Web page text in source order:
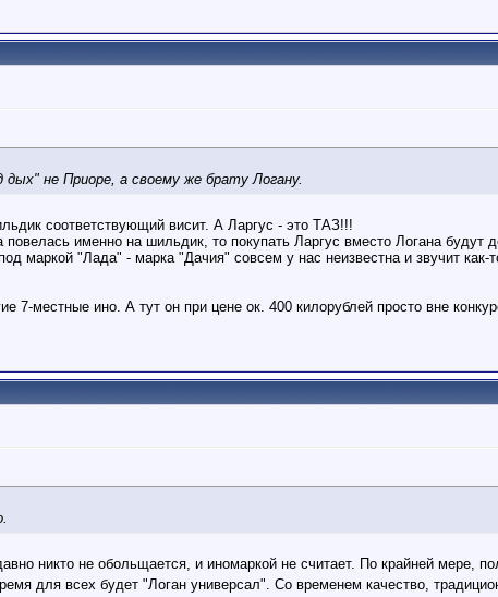
не Приоре, а своему же брату Логану.
соответствующий висит. А Ларгус - это ТАЗ!!!
именно на шильдик, то покупать Ларгус вместо Логана будут
маркой "Лада" - марка "Дачия" совсем у нас неизвестна и звучит как-
7-местные ино. А тут он при цене ок. 400 килорублей просто вне
никто не обольщается, и иномаркой не считает. По крайней мере,
для всех будет "Логан универсал". Со временем качество,